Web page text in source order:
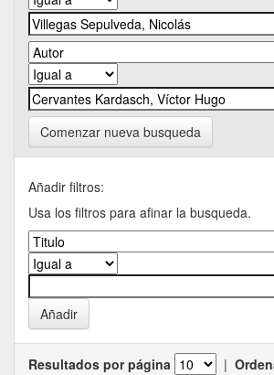
Comenzar nueva busqueda
Añadir filtros:
Usa los filtros para afinar la busqueda.
Resultados por página |